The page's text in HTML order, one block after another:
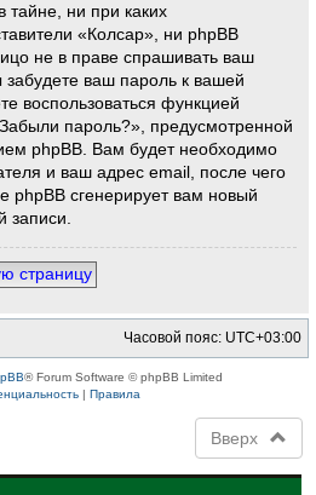
тайне, ни при каких
«Колсар», ни phpBB
не в праве спрашивать ваш
ваш пароль к вашей
воспользоваться функцией
пароль?», предусмотренной
phpBB. Вам будет необходимо
и ваш адрес email, после чего
phpBB сгенерирует вам новый
записи.
страницу
Часовой пояс: UTC+03:00
® Forum Software © phpBB Limited
| Правила
Вверх